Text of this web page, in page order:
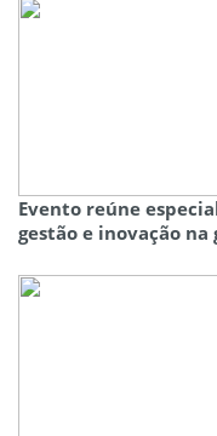
Evento reúne
gestão e inovação na